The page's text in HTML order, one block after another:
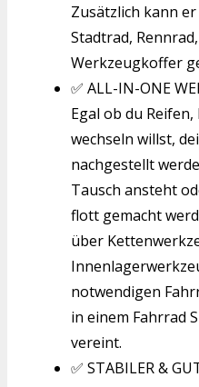
Zusätzlich kann
Stadtrad,
Werkzeugkoffer
✅ ALL-IN-ONE
Egal ob du
wechseln willst,
nachgestellt
Tausch ansteht
flott gemacht
über
notwendigen
in einem Fahrrad
vereint.
✅ STABILER &